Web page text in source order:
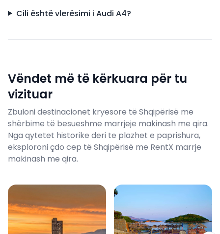
Cili është vlerësimi i Audi A4?
Vëndet më të kërkuara për tu
vizituar
Zbuloni destinacionet kryesore të Shqipërisë me
shërbime të besueshme marrjeje makinash me qira.
Nga qytetet historike deri te plazhet e paprishura,
eksploroni çdo cep të Shqipërisë me RentX marrje
makinash me qira.